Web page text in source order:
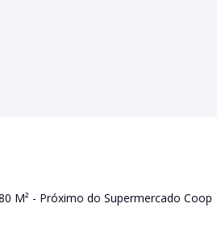
M² - Próximo do Supermercado Coop